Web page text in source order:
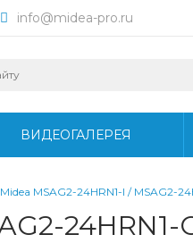
info@midea-pro.ru
ВИДЕОГАЛЕРЕЯ
Midea MSAG2-24HRN1-I / MSAG2-
24HRN1-